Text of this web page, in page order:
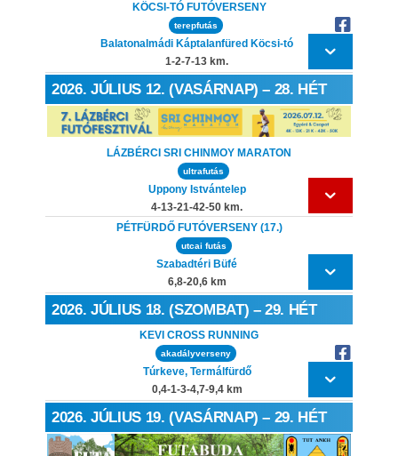
KÖCSI-TÓ FUTÓVERSENY
terepfutás
Balatonalmádi Káptalanfüred Köcsi-tó
1-2-7-13 km.
2026. JÚLIUS 12. (VASÁRNAP) – 28. HÉT
LÁZBÉRCI SRI CHINMOY MARATON
ultrafutás
Uppony Istvántelep
4-13-21-42-50 km.
PÉTFÜRDŐ FUTÓVERSENY (17.)
utcai futás
Szabadtéri Büfé
6,8-20,6 km
2026. JÚLIUS 18. (SZOMBAT) – 29. HÉT
KEVI CROSS RUNNING
akadályverseny
Túrkeve, Termálfürdő
0,4-1-3-4,7-9,4 km
2026. JÚLIUS 19. (VASÁRNAP) – 29. HÉT